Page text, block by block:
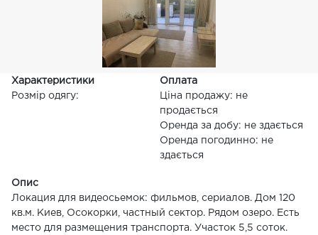
Характеристики
Розмір одягу:
Оплата
Ціна продажу: не
продається
Оренда за добу: не здається
Оренда погодинно: не
здається
Опис
Локация для видеосьемок: фильмов, сериалов. Дом 120
кв.м. Киев, Осокорки, частный сектор. Рядом озеро. Есть
место для размещения транспорта. Участок 5,5 соток.